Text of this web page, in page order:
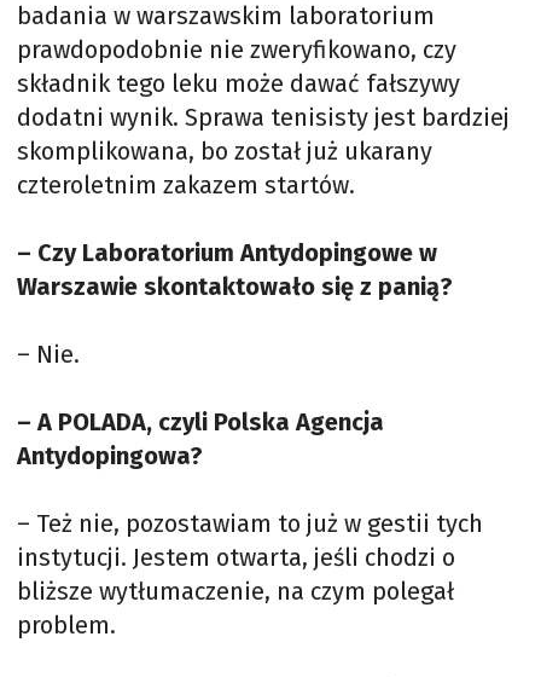
badania w warszawskim laboratorium
prawdopodobnie nie zweryfikowano, czy
składnik tego leku może dawać fałszywy
dodatni wynik. Sprawa tenisisty jest bardziej
skomplikowana, bo został już ukarany
czteroletnim zakazem startów.
– Czy Laboratorium Antydopingowe w
Warszawie skontaktowało się z panią?
– Nie.
– A POLADA, czyli Polska Agencja
Antydopingowa?
– Też nie, pozostawiam to już w gestii tych
instytucji. Jestem otwarta, jeśli chodzi o
bliższe wytłumaczenie, na czym polegał
problem.